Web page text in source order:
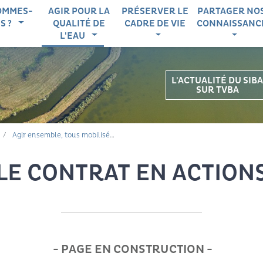
principale
?
AGIR POUR LA
QUALITÉ DE
L'EAU
PRÉSERVER LE
CADRE DE VIE
PARTAGER
L'ACTUALITÉ DU SIBA
SUR TVBA
Agir ensemble, tous mobilisés : contrat eau & climat 2025-2030
CONTRAT EN
- PAGE EN CONSTRUCTION -